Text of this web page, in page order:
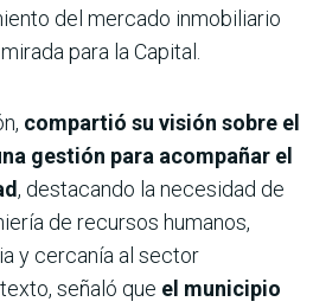
del mercado inmobiliario
para la Capital.
compartió su visión sobre el
gestión para acompañar el
, destacando la necesidad de
de recursos humanos,
y cercanía al sector
señaló que el municipio